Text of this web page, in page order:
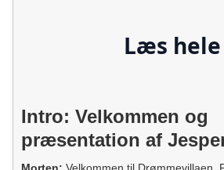
Læs
Intro: Velkommen og
præsentation af